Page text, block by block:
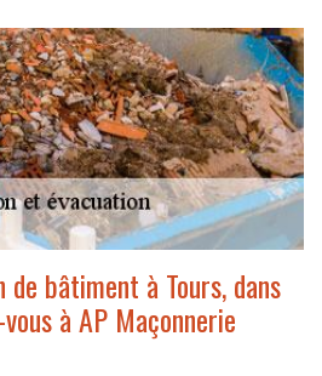
bâtiment à Tours, dans
à AP Maçonnerie